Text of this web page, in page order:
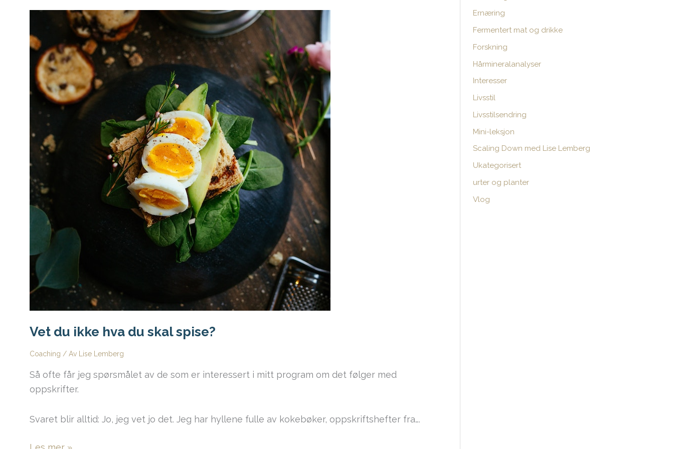
Vet du ikke hva du skal spise?
Coaching / Av Lise Lemberg
Så ofte får jeg spørsmålet av de som er interessert i mitt program om det følger med
oppskrifter.
Svaret blir alltid: Jo, jeg vet jo det. Jeg har hyllene fulle av kokebøker, oppskriftshefter fra….
e
r
:
Ernæring
Fermentert mat og drikke
Forskning
Hårmineralanalyser
Interesser
Livsstil
Livsstilsendring
Mini-leksjon
Scaling Down med Lise Lemberg
Ukategorisert
urter og planter
Vlog